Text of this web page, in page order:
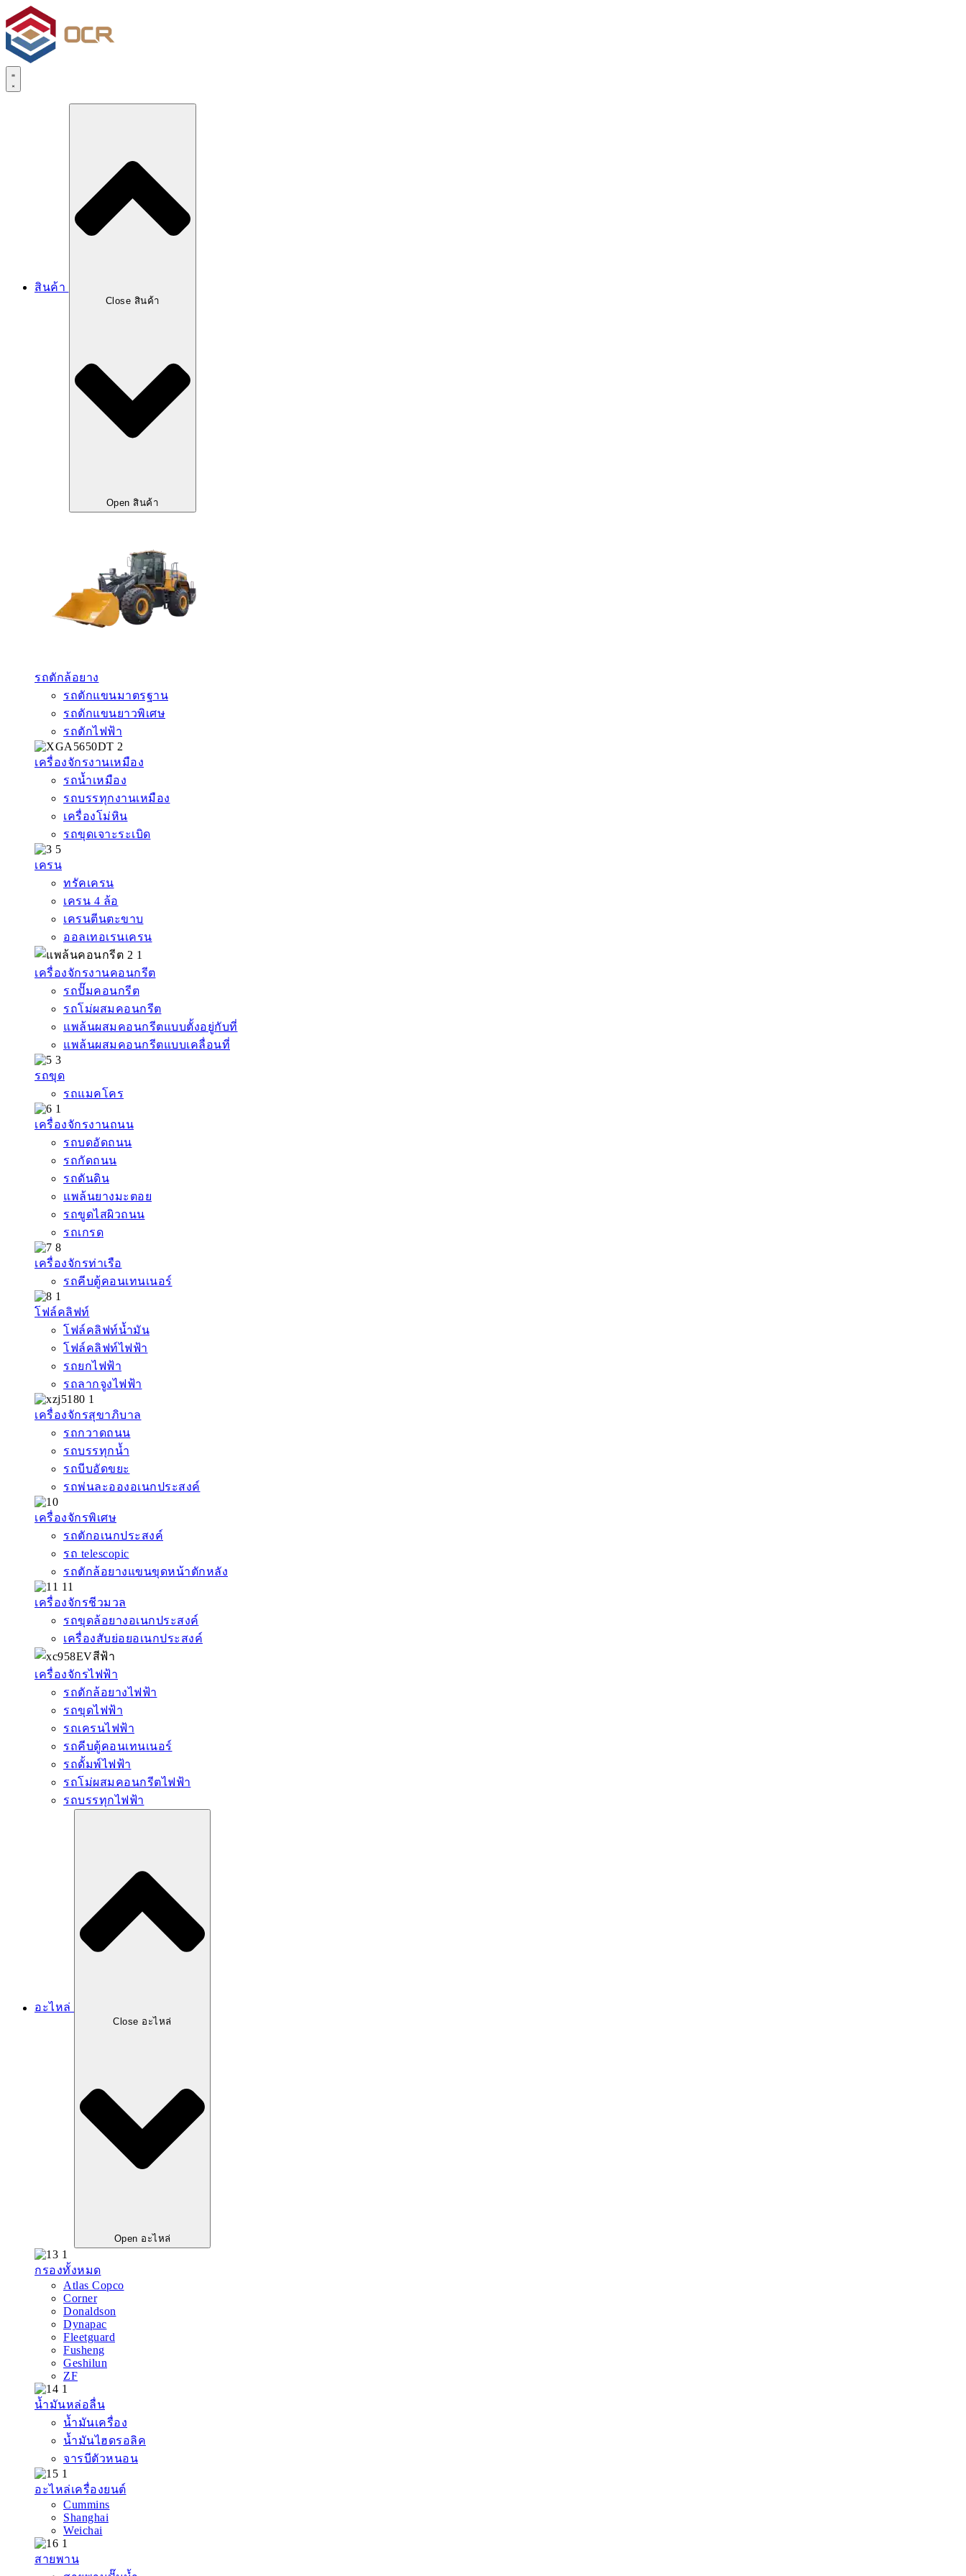
Skip
to
content
สินค้า
Close สินค้า
Open สินค้า
รถตักล้อยาง
รถตักแขนมาตรฐาน
รถตักแขนยาวพิเศษ
รถตักไฟฟ้า
เครื่องจักรงานเหมือง
รถน้ำเหมือง
รถบรรทุกงานเหมือง
เครื่องโม่หิน
รถขุดเจาะระเบิด
เครน
ทรัคเครน
เครน 4 ล้อ
เครนตีนตะขาบ
ออลเทอเรนเครน
เครื่องจักรงานคอนกรีต
รถปั๊มคอนกรีต
รถโม่ผสมคอนกรีต
แพล้นผสมคอนกรีตแบบตั้งอยู่กับที่
แพล้นผสมคอนกรีตแบบเคลื่อนที่
รถขุด
รถแมคโคร
เครื่องจักรงานถนน
รถบดอัดถนน
รถกัดถนน
รถดันดิน
แพล้นยางมะตอย
รถขูดไสผิวถนน
รถเกรด
เครื่องจักรท่าเรือ
รถคีบตู้คอนเทนเนอร์
โฟล์คลิฟท์
โฟล์คลิฟท์น้ำมัน
โฟล์คลิฟท์ไฟฟ้า
รถยกไฟฟ้า
รถลากจูงไฟฟ้า
เครื่องจักรสุขาภิบาล
รถกวาดถนน
รถบรรทุกน้ำ
รถบีบอัดขยะ
รถพ่นละอองอเนกประสงค์
เครื่องจักรพิเศษ
รถตักอเนกประสงค์
รถ telescopic
รถตักล้อยางแขนขุดหน้าตักหลัง
เครื่องจักรชีวมวล
รถขุดล้อยางอเนกประสงค์
เครื่องสับย่อยอเนกประสงค์
เครื่องจักรไฟฟ้า
รถตักล้อยางไฟฟ้า
รถขุดไฟฟ้า
รถเครนไฟฟ้า
รถคีบตู้คอนเทนเนอร์
รถดั้มพ์ไฟฟ้า
รถโม่ผสมคอนกรีตไฟฟ้า
รถบรรทุกไฟฟ้า
อะไหล่
Close อะไหล่
Open อะไหล่
กรองทั้งหมด
Atlas Copco
Corner
Donaldson
Dynapac
Fleetguard
Fusheng
Geshilun
ZF
น้ำมันหล่อลื่น
น้ำมันเครื่อง
น้ำมันไฮดรอลิค
จารบีตัวหนอน
อะไหล่เครื่องยนต์
Cummins
Shanghai
Weichai
สายพาน